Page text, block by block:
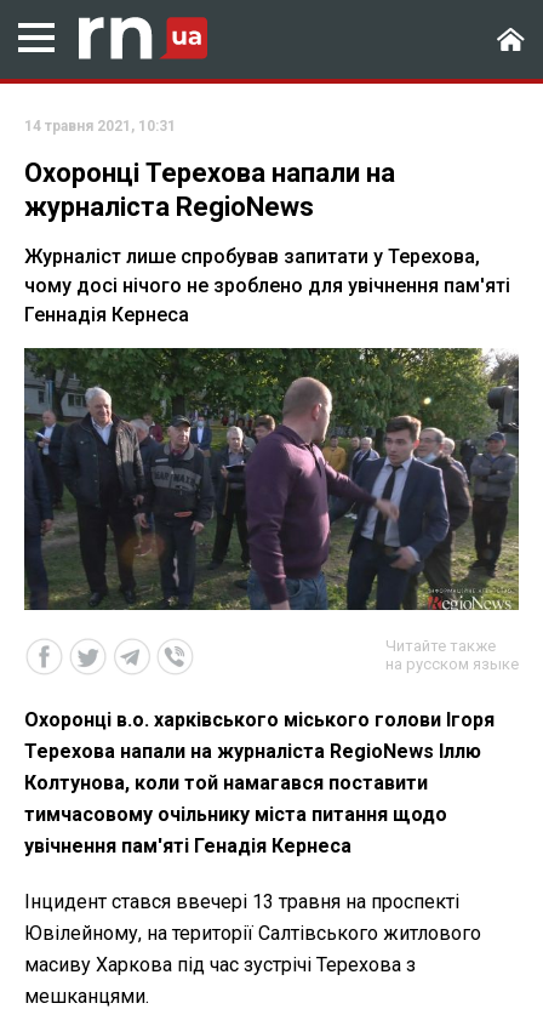
14 травня 2021, 10:31
Охоронці Терехова напали на
журналіста RegioNews
Журналіст лише спробував запитати у Терехова,
чому досі нічого не зроблено для увічнення пам'яті
Геннадія Кернеса
Читайте также
на русском языке
Охоронці в.о. харківського міського голови Ігоря
Терехова напали на журналіста RegioNews Іллю
Колтунова, коли той намагався поставити
тимчасовому очільнику міста питання щодо
увічнення пам'яті Генадія Кернеса
Інцидент стався ввечері 13 травня на проспекті
Ювілейному, на території Салтівського житлового
масиву Харкова під час зустрічі Терехова з
мешканцями.